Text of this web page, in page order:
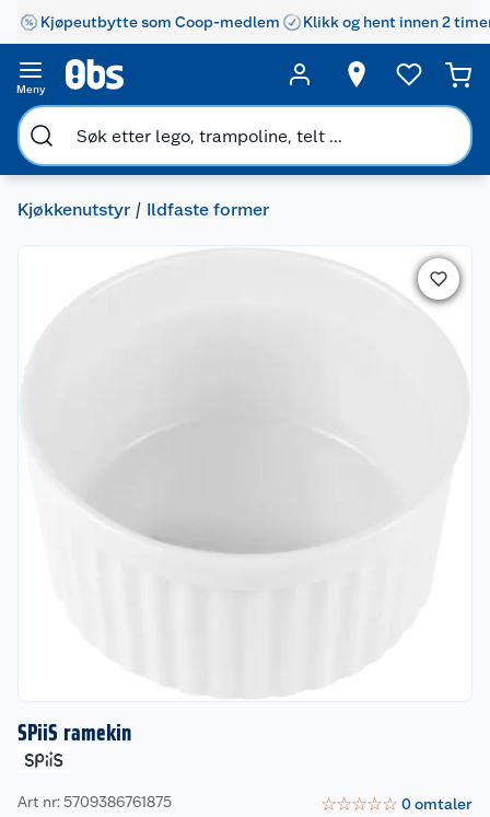
Kjøpeutbytte som Coop-medlem Klikk og hent innen 2
Meny
Kjøkkenutstyr Ildfaste former
SPiiS ramekin
Art nr: 5709386761875 ☆☆☆☆☆ 0omtaler